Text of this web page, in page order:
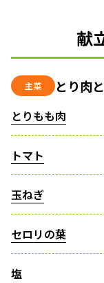
献
主菜 とり肉
とりもも肉
トマト
玉ねぎ
セロリの葉
塩